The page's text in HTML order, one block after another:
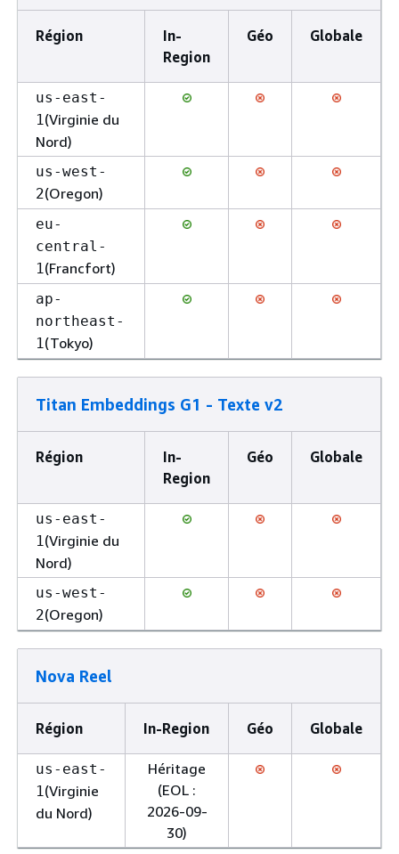
Région
In-
Region
Géo Globale
us-east-
1(Virginie du
Nord)
us-west-
2(Oregon)
eu-
central-
1(Francfort)
ap-
northeast-
1(Tokyo)
Titan Embeddings G1 - Texte v2
Région
In-
Region
Géo Globale
us-east-
1(Virginie du
Nord)
us-west-
2(Oregon)
Nova Reel
Région In-Region Géo Globale
us-east-
1(Virginie
du Nord)
Héritage
(EOL :
2026-09-
30)